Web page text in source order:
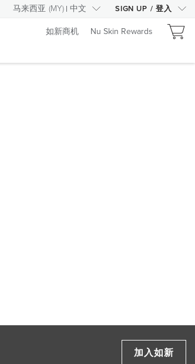
马来西亚 (MY) 中文 SIGN UP / 登入
如新商机 Nu Skin Rewards
加入如新